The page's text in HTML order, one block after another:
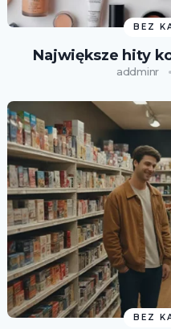
BEZ
Największe hity
addminr
BEZ